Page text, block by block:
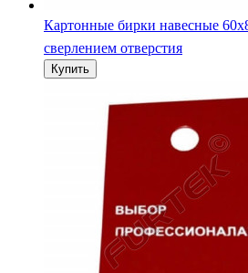
Картонные бирки навесные
сверлением отверстия